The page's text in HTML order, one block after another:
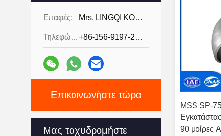
Επαφές: Mrs. LINGQI KONG
Τηλεφώνημα: +86-156-9197-2150
Επικοινωνήστε τώρα
Μας ταχυδρομήστε
MSS SP-
90 μοίρες